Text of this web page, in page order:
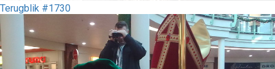
Terugblik #1730